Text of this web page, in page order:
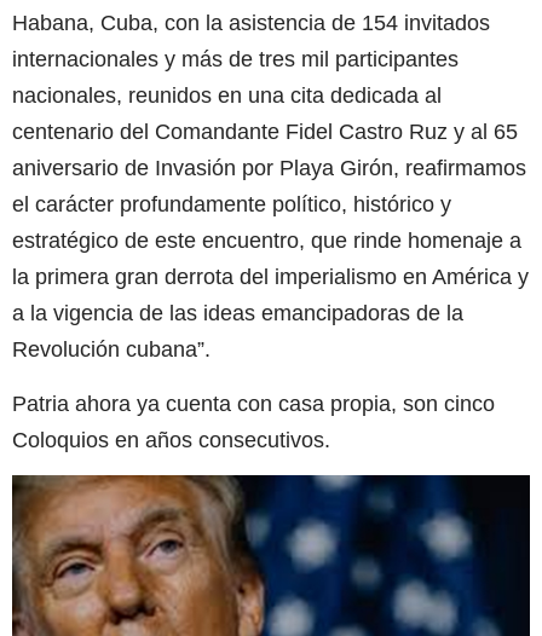
Habana, Cuba, con la asistencia de 154 invitados
internacionales y más de tres mil participantes
nacionales, reunidos en una cita dedicada al
centenario del Comandante Fidel Castro Ruz y al 65
aniversario de Invasión por Playa Girón, reafirmamos
el carácter profundamente político, histórico y
estratégico de este encuentro, que rinde homenaje a
la primera gran derrota del imperialismo en América y
a la vigencia de las ideas emancipadoras de la
Revolución cubana”.
Patria ahora ya cuenta con casa propia, son cinco
Coloquios en años consecutivos.